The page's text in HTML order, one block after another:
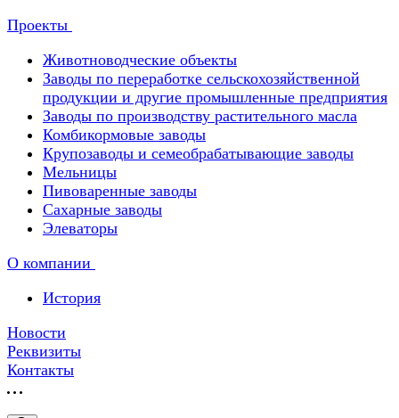
Проекты
Животноводческие объекты
Заводы по переработке сельскохозяйственной
продукции и другие промышленные предприятия
Заводы по производству растительного масла
Комбикормовые заводы
Крупозаводы и семеобрабатывающие заводы
Мельницы
Пивоваренные заводы
Сахарные заводы
Элеваторы
О компании
История
Новости
Реквизиты
Контакты